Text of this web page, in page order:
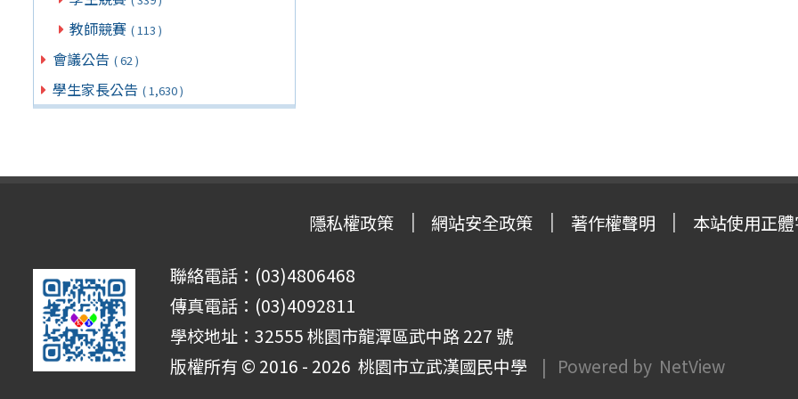
教師競賽 ( 113 )
會議公告 ( 62 )
學生家長公告 ( 1,630 )
隱私權政策 網站安全政策 著作權聲明 本站使用正
聯絡電話：(03)4806468
傳真電話：(03)4092811
學校地址：32555 桃園市龍潭區武中路 227 號
版權所有 © 2016 - 2026 桃園市立武漢國民中學 | Powered by NetView